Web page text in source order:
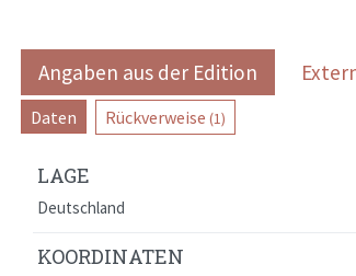
Angaben aus der Edition
Daten Rückverweise (1)
LAGE
Deutschland
KOORDINATEN